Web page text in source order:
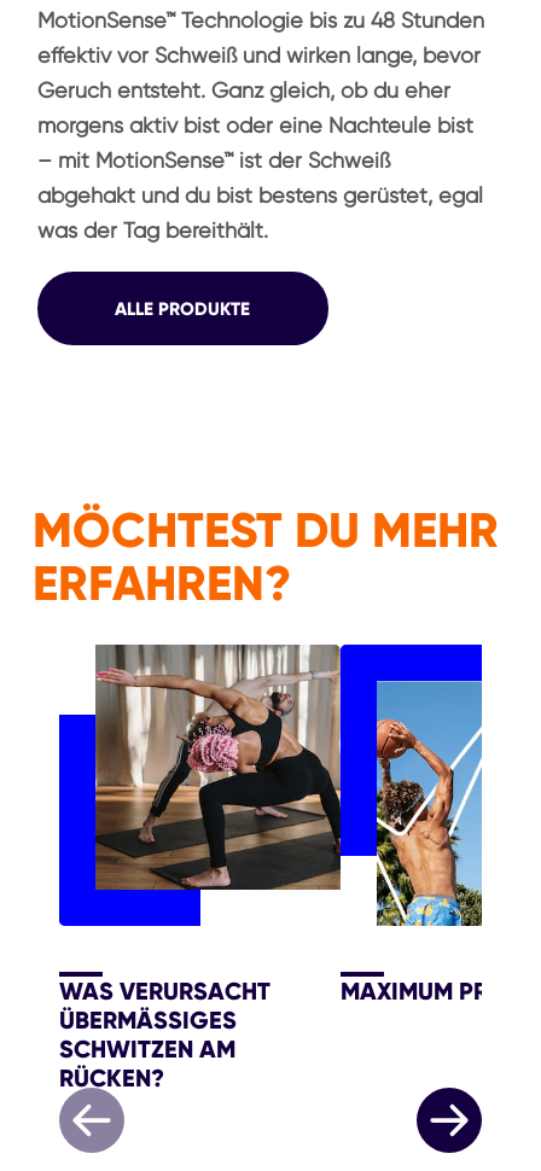
MotionSense™ Technologie bis zu 48 Stunden
effektiv vor Schweiß und wirken lange, bevor
Geruch entsteht. Ganz gleich, ob du eher
morgens aktiv bist oder eine Nachteule bist
– mit MotionSense™ ist der Schweiß
abgehakt und du bist bestens gerüstet, egal
was der Tag bereithält.
ALLE PRODUKTE
MÖCHTEST DU MEHR
ERFAHREN?
WAS VERURSACHT
ÜBERMÄSSIGES S
CHWITZEN AM R
ÜCKEN?
MAXIMUM